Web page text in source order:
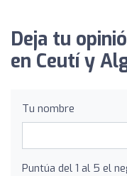
Deja tu
en Ceutí y
Tu nombre
Puntúa del 1 al 5 el